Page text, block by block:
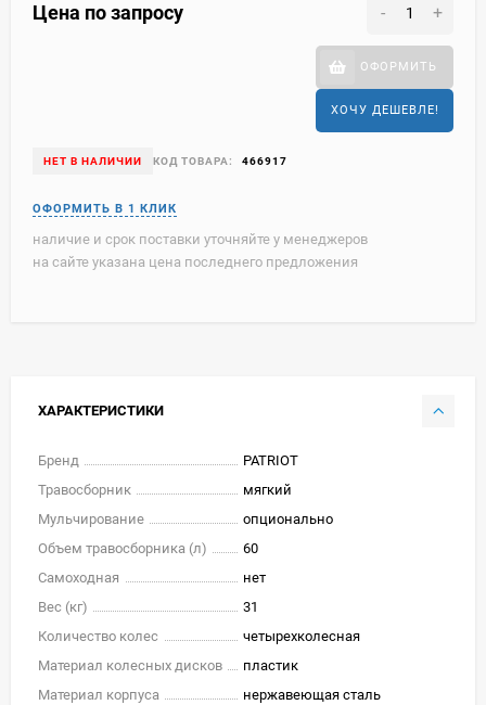
Цена по запросу - +
ОФОРМИТЬ
ХОЧУ ДЕШЕВЛЕ!
НЕТ В НАЛИЧИИ КОД ТОВАРА: 466917
наличие и срок поставки уточняйте у менеджеров
на сайте указана цена последнего предложения
ХАРАКТЕРИСТИКИ
Бренд
PATRIOT
Травосборник
мягкий
Мульчирование
опционально
Объем травосборника (л)
60
Самоходная
нет
Вес (кг)
31
Количество колес
четырехколесная
Материал колесных дисков
пластик
Материал корпуса
нержавеющая сталь